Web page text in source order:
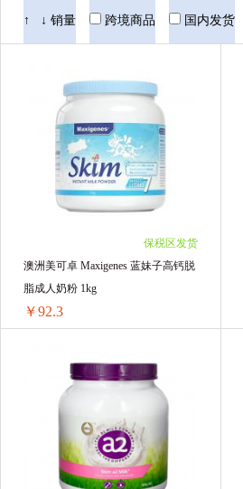
珍澳Au Kingcare
↑ ↓ 销量 跨境商品 国内发货
保税区发货
澳洲美可卓 Maxigenes 蓝妹子高钙脱
脂成人奶粉 1kg
￥92.3
1罐装 ￥95.78(￥95.78/单罐)
2罐装 ￥190.42(￥95.21/单罐)
3罐装 ￥283.98(￥94.66/单罐)
6罐装 ￥553.8(￥92.3/单罐)